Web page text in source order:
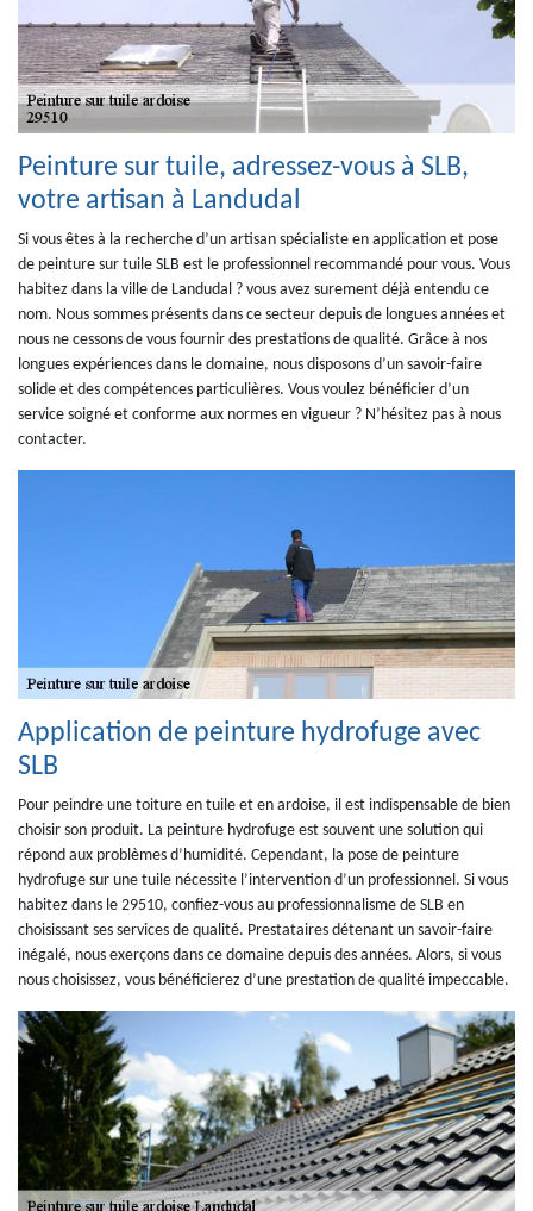
Peinture sur tuile, adressez-vous à SLB,
votre artisan à Landudal
Si vous êtes à la recherche d’un artisan spécialiste en application et pose
de peinture sur tuile SLB est le professionnel recommandé pour vous. Vous
habitez dans la ville de Landudal ? vous avez surement déjà entendu ce
nom. Nous sommes présents dans ce secteur depuis de longues années et
nous ne cessons de vous fournir des prestations de qualité. Grâce à nos
longues expériences dans le domaine, nous disposons d’un savoir-faire
solide et des compétences particulières. Vous voulez bénéficier d’un
service soigné et conforme aux normes en vigueur ? N’hésitez pas à nous
contacter.
Application de peinture hydrofuge avec
SLB
Pour peindre une toiture en tuile et en ardoise, il est indispensable de bien
choisir son produit. La peinture hydrofuge est souvent une solution qui
répond aux problèmes d’humidité. Cependant, la pose de peinture
hydrofuge sur une tuile nécessite l’intervention d’un professionnel. Si vous
habitez dans le 29510, confiez-vous au professionnalisme de SLB en
choisissant ses services de qualité. Prestataires détenant un savoir-faire
inégalé, nous exerçons dans ce domaine depuis des années. Alors, si vous
nous choisissez, vous bénéficierez d’une prestation de qualité impeccable.